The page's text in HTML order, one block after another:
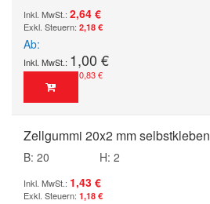
2,64 €
2,18 €
Ab
1,00 €
0,83 €
Zellgummi 20x2 mm
B: 20
H: 2
1,43 €
1,18 €